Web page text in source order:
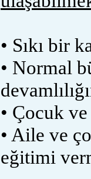
• Sıkı bir
• Normal
• Çocuk
• Aile ve
eğitimi